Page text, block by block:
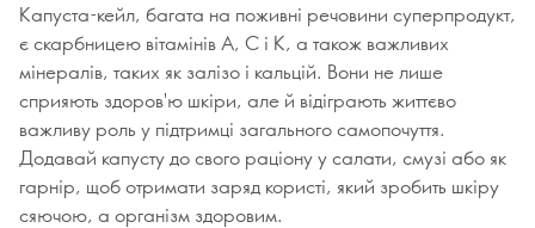
Капуста-кейл, багата на поживні речовини суперпродукт,
є скарбницею вітамінів А, С і К, а також важливих
мінералів, таких як залізо і кальцій. Вони не лише
сприяють здоров'ю шкіри, але й відіграють життєво
важливу роль у підтримці загального самопочуття.
Додавай капусту до свого раціону у салати, смузі або як
гарнір, щоб отримати заряд користі, який зробить шкіру
сяючою, а організм здоровим.